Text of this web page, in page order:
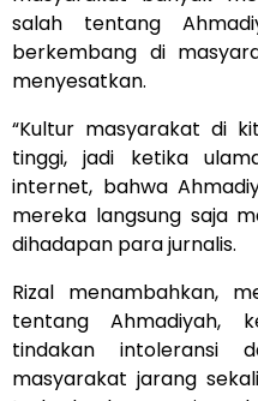
salah tentang
berkembang di
menyesatkan.
“Kultur masyarakat di
tinggi, jadi ketika
internet, bahwa
mereka langsung saja
dihadapan para jurnalis.
Rizal menambahkan,
tentang Ahmadiyah,
tindakan intoleransi
masyarakat jarang